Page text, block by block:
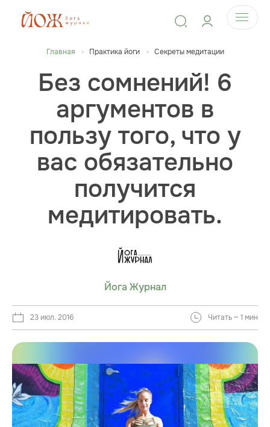
Главная Практика йоги Секреты медитации
Без сомнений! 6
аргументов в
пользу того, что у
вас обязательно
получится
медитировать.
Йога Журнал
23 июл. 2016 Читать ~ 1 мин